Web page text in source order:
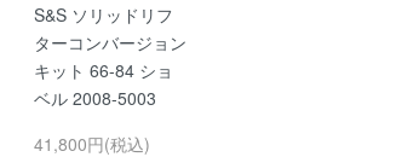
S&S ソリッドリフ
ターコンバージョン
キット 66-84 ショ
ベル 2008-5003
41,800円(税込)